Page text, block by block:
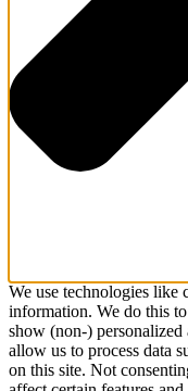
We use technologies like
information. We do this
show (non-)
allow us to process data
on this site. Not